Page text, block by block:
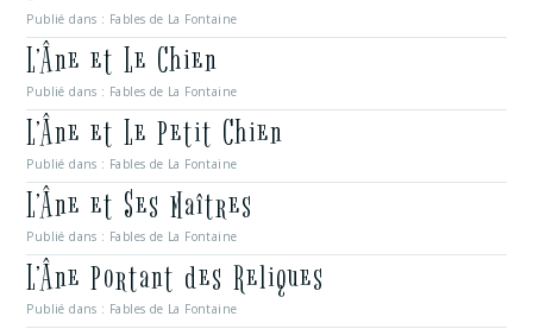
Publié dans : Fables de La Fontaine
L’Âne et Le Chien
Publié dans : Fables de La Fontaine
L’Âne et Le Petit Chien
Publié dans : Fables de La Fontaine
L’Âne et Ses Maîtres
Publié dans : Fables de La Fontaine
L’Âne Portant des Reliques
Publié dans : Fables de La Fontaine